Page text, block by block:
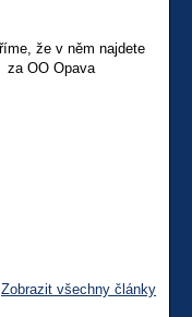
že v něm najdete
za OO Opava
Zobrazit všechny články